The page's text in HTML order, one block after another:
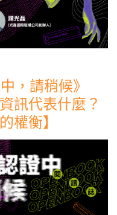
，請稍候》
訊代表什麼？
權衡】